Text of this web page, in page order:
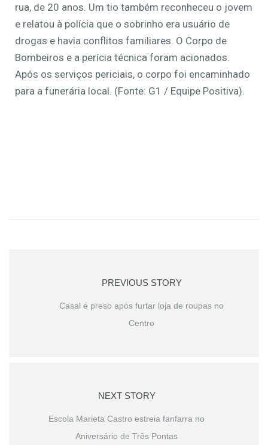
rua, de 20 anos. Um tio também reconheceu o jovem
e relatou à polícia que o sobrinho era usuário de
drogas e havia conflitos familiares. O Corpo de
Bombeiros e a perícia técnica foram acionados.
Após os serviços periciais, o corpo foi encaminhado
para a funerária local. (Fonte: G1 / Equipe Positiva).
PREVIOUS STORY
Casal é preso após furtar loja de roupas no
Centro
NEXT STORY
Escola Marieta Castro estreia fanfarra no
Aniversário de Três Pontas